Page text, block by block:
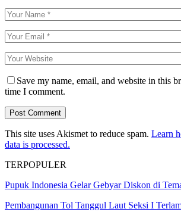
Save my name, email, and website in this
time I comment.
This site uses Akismet to reduce spam. Learn
data is processed.
TERPOPULER
Pupuk Indonesia Gelar Gebyar Diskon di
Pembangunan Tol Tanggul Laut Seksi I